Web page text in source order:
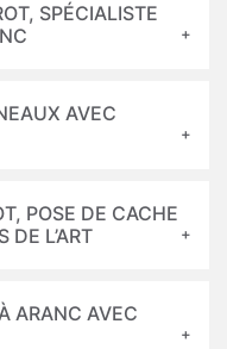
SPÉCIALISTE
AVEC
POSE DE CACHE
DE L’ART
ARANC AVEC